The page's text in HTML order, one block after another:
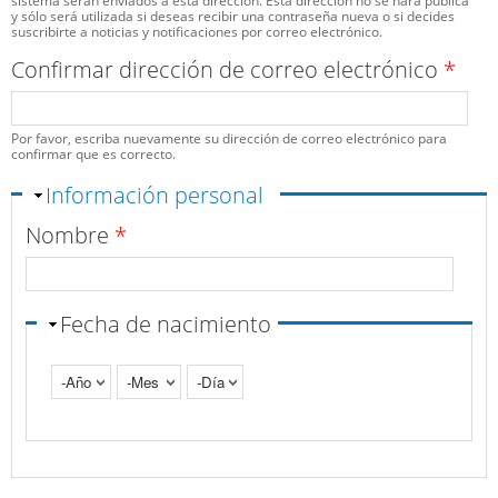
y sólo será utilizada si deseas recibir una contraseña nueva o si decides
suscribirte a noticias y notificaciones por correo electrónico.
Confirmar dirección de correo electrónico *
Por favor, escriba nuevamente su dirección de correo electrónico para
confirmar que es correcto.
Ocultar
Información personal
Nombre *
Fecha de nacimiento
Año
Mes Día